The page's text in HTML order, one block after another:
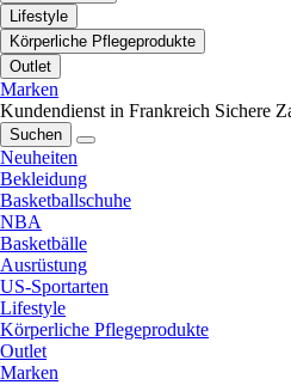
Lifestyle
Körperliche Pflegeprodukte
Outlet
Marken
Kundendienst in Frankreich Sichere
Suchen
Neuheiten
Bekleidung
Basketballschuhe
NBA
Basketbälle
Ausrüstung
US-Sportarten
Lifestyle
Körperliche Pflegeprodukte
Outlet
Marken